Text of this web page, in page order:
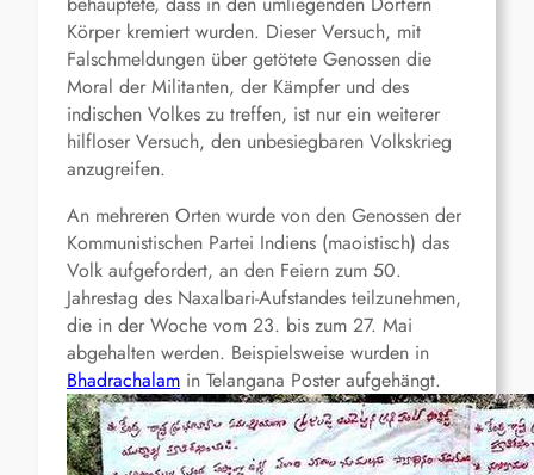
Körper kremiert wurden. Dieser Versuch, mit
Falschmeldungen über getötete Genossen die
Moral der Militanten, der Kämpfer und des
indischen Volkes zu treffen, ist nur ein weiterer
hilfloser Versuch, den unbesiegbaren Volkskrieg
anzugreifen.
An mehreren Orten wurde von den Genossen der
Kommunistischen Partei Indiens (maoistisch) das
Volk aufgefordert, an den Feiern zum 50.
Jahrestag des Naxalbari-Aufstandes teilzunehmen,
die in der Woche vom 23. bis zum 27. Mai
abgehalten werden. Beispielsweise wurden in
Bhadrachalam in Telangana Poster aufgehängt.